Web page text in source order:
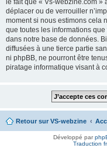
le fait que « Vs-webzine.com »
déplacer ou de verrouiller
moment si nous estimons cela
que toutes les informations
dans notre base de données.
diffusées à une tierce partie
ni phpBB, ne pourront être
piratage informatique visant à
Retour sur VS-webzine
Développé par
Traduction